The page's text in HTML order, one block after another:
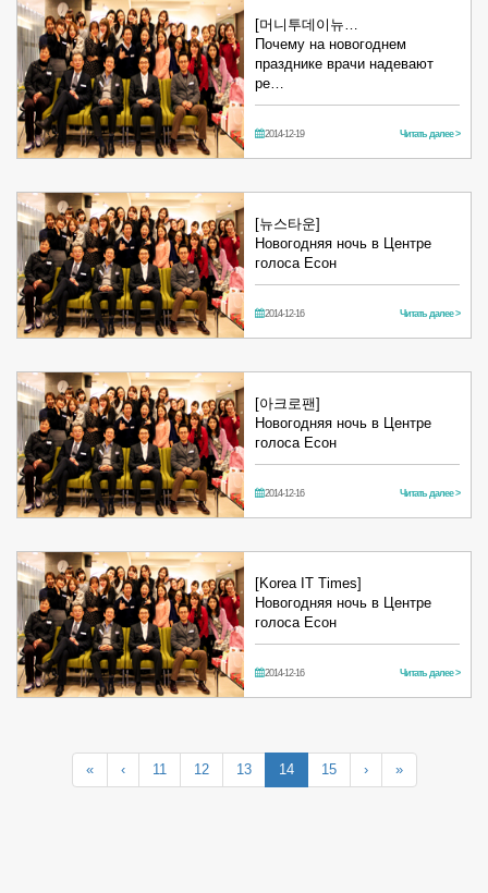
[머니투데이뉴…
Почему на новогоднем
празднике врачи надевают
ре…
2014-12-19 Читать далее >
[뉴스타운]
Новогодняя ночь в Центре
голоса Есон
2014-12-16 Читать далее >
[아크로팬]
Новогодняя ночь в Центре
голоса Есон
2014-12-16 Читать далее >
[Korea IT Times]
Новогодняя ночь в Центре
голоса Есон
2014-12-16 Читать далее >
« ‹ 11 12 13 14 15 › »